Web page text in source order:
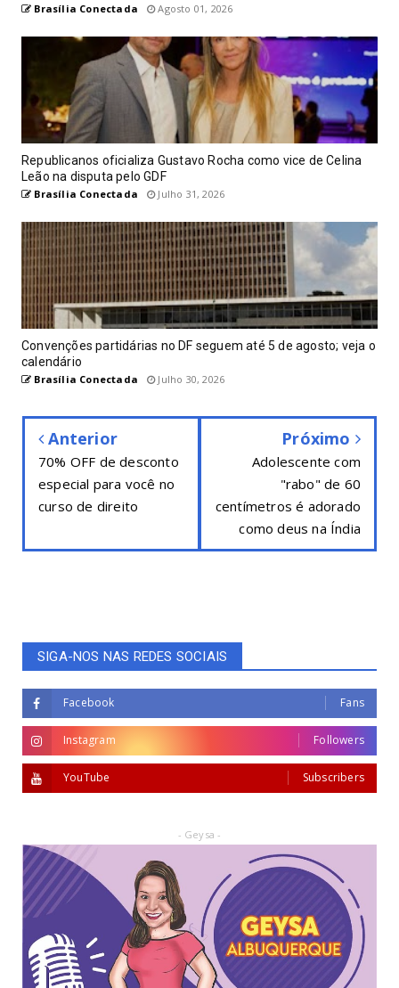
Brasília Conectada Agosto 01, 2026
Republicanos oficializa Gustavo Rocha como vice de Celina
Leão na disputa pelo GDF
Brasília Conectada Julho 31, 2026
Convenções partidárias no DF seguem até 5 de agosto; veja o
calendário
Brasília Conectada Julho 30, 2026
Anterior
70% OFF de desconto
especial para você no
curso de direito
Próximo
Adolescente com
"rabo" de 60
centímetros é adorado
como deus na Índia
SIGA-NOS NAS REDES SOCIAIS
Facebook Fans
Instagram Followers
YouTube Subscribers
- Geysa -